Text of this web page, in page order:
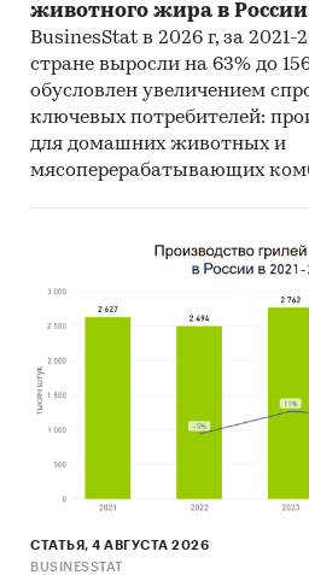
животного жира в
BusinesStat в 2026 г, за 2021-
стране выросли на 63% до
обусловлен увеличением
ключевых потребителей:
для домашних животных и
мясоперерабатывающих
СТАТЬЯ, 4 АВГУСТА 2026
BUSINESSTAT